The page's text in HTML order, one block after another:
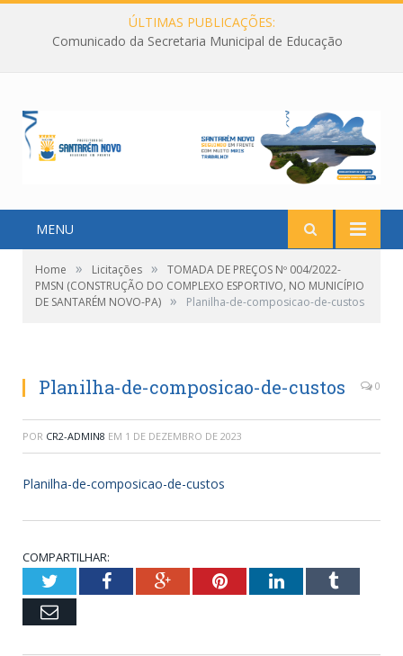
ÚLTIMAS PUBLICAÇÕES:
Comunicado da Secretaria Municipal de Educação
MENU
Home » Licitações »
TOMADA DE PREÇOS Nº 004/2022-
PMSN (CONSTRUÇÃO DO COMPLEXO ESPORTIVO, NO MUNICÍPIO
DE SANTARÉM NOVO-PA) » Planilha-de-composicao-de-custos
Planilha-de-composicao-de-custos 0
POR CR2-ADMIN8 EM 1 DE DEZEMBRO DE 2023
Planilha-de-composicao-de-custos
COMPARTILHAR:
TwitterFacebookGoogle+PinterestLinkedInTumblr
Email